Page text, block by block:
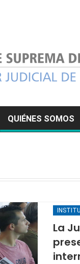
QUIÉNES SOMOS
La